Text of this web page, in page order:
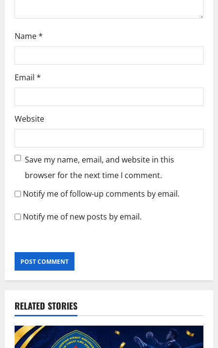
Name*
Email *
Website
Save my name, email, and website in this
browser for the next time I comment.
Notify me of follow-up comments by email.
Notify me of new posts by email.
RELATED STORIES